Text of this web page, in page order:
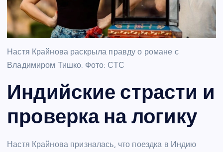
Настя Крайнова раскрыла правду о романе с
Владимиром Тишко. Фото: СТС
Индийские страсти и
проверка на логику
Настя Крайнова призналась, что поездка в Индию